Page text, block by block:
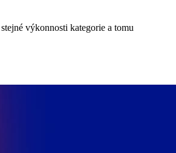
výkonnosti kategorie a tomu